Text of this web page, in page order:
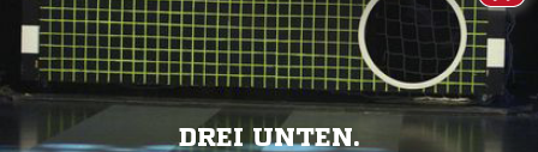
DREI UNTEN.